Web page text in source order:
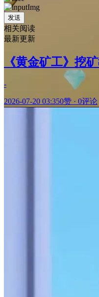
发送
相关阅读
最新更新
《黄金矿工》挖
-
2026-07-20 03:350赞 · 0评论